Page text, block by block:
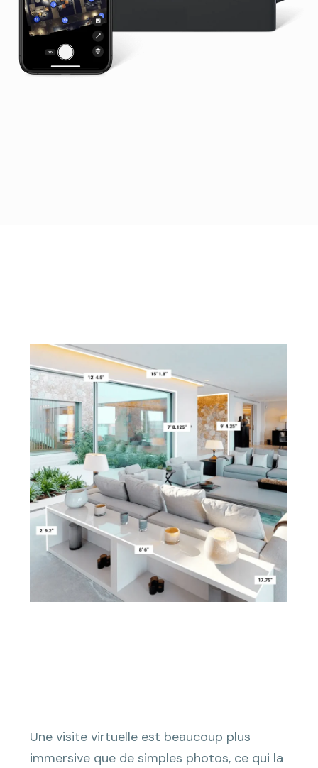
Une visite virtuelle est beaucoup plus
immersive que de simples photos, ce qui la